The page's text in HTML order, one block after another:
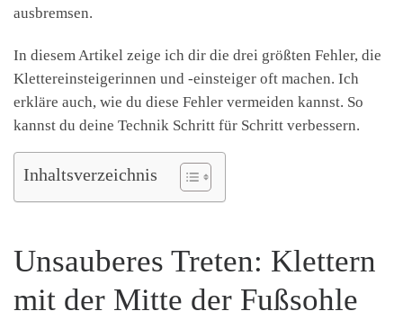
ausbremsen.
In diesem Artikel zeige ich dir die drei größten Fehler, die
Klettereinsteigerinnen und -einsteiger oft machen. Ich
erkläre auch, wie du diese Fehler vermeiden kannst. So
kannst du deine Technik Schritt für Schritt verbessern.
Inhaltsverzeichnis
Unsauberes Treten: Klettern
mit der Mitte der Fußsohle